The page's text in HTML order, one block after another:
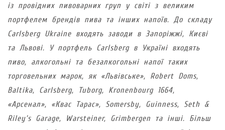
із провідних пивоварних груп у світі з великим
портфелем брендів пива та інших напоїв. До складу
Carlsberg Ukraine входять заводи в Запоріжжі, Києві
та Львові. У портфель Carlsberg в Україні входять
пиво, алкогольні та безалкогольні напої таких
торговельних марок, як «Львівське», Robert Doms,
Baltika, Carlsberg, Tuborg, Kronenbourg 1664,
«Арсенал», «Квас Тарас», Somersby, Guinness, Seth &
Riley’s Garage, Warsteiner, Grimbergen та інші. Більш